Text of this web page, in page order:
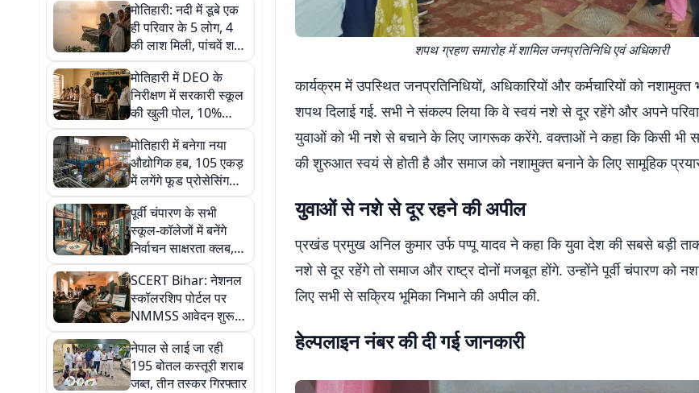
मोतिहारी: नदी में डूबे एक
ही परिवार के 5 लोग, 4
की लाश मिली, पांचवें शव
की तलाश जारी
मोतिहारी में DEO के
निरीक्षण में सरकारी स्कूल
की खुली पोल, 10%
छात्र मिले मौजूद
मोतिहारी में बनेगा नया
औद्योगिक हब, 105 एकड़
में लगेंगे फूड प्रोसेसिंग
उद्योग
पूर्वी चंपारण के सभी
स्कूल-कॉलेजों में बनेंगे
निर्वाचन साक्षरता क्लब,
DEO ने जारी किए निर्देश
SCERT Bihar: नेशनल
स्कॉलरशिप पोर्टल पर
NMMSS आवेदन शुरू,
OTR अनिवार्य
नेपाल से लाई जा रही
195 बोतल कस्तूरी शराब
जब्त, तीन तस्कर गिरफ्तार
शपथ ग्रहण समारोह में शामिल जनप्रतिनिधि एवं अधिकारी
कार्यक्रम में उपस्थित जनप्रतिनिधियों, अधिकारियों और कर्मचारियों को नशामुक्त
शपथ दिलाई गई. सभी ने संकल्प लिया कि वे स्वयं नशे से दूर रहेंगे और अपने
युवाओं को भी नशे से बचाने के लिए जागरूक करेंगे. वक्ताओं ने कहा कि किसी भी
की शुरुआत स्वयं से होती है और समाज को नशामुक्त बनाने के लिए सामूहिक
युवाओं से नशे से दूर रहने की अपील
प्रखंड प्रमुख अनिल कुमार उर्फ पप्पू यादव ने कहा कि युवा देश की सबसे बड़ी
नशे से दूर रहेंगे तो समाज और राष्ट्र दोनों मजबूत होंगे. उन्होंने पूर्वी चंपारण को
लिए सभी से सक्रिय भूमिका निभाने की अपील की.
हेल्पलाइन नंबर की दी गई जानकारी